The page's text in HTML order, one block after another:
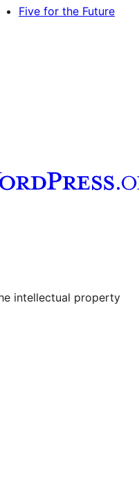
Five for the Future
ہمارے ٹمبلر
intellectual property